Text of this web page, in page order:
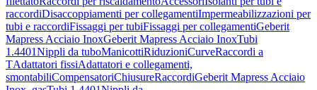
raccordiDisaccoppiamenti per collegamentiImpermeabilizzazioni per
tubi e raccordiFissaggi per tubiFissaggi per collegamentiGeberit
Mapress Acciaio InoxGeberit Mapress Acciaio InoxTubi
1.4401Nippli da tuboManicottiRiduzioniCurveRaccordi a
TAdattatori fissiAdattatori e collegamenti,
smontabiliCompensatoriChiusureRaccordiGeberit Mapress Acciaio